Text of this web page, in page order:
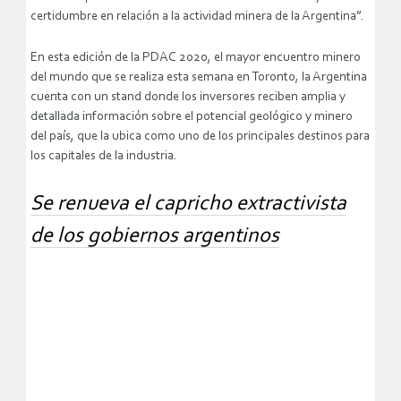
certidumbre en relación a la actividad minera de la Argentina”.
En esta edición de la PDAC 2020, el mayor encuentro minero
del mundo que se realiza esta semana en Toronto, la Argentina
cuenta con un stand donde los inversores reciben amplia y
detallada información sobre el potencial geológico y minero
del país, que la ubica como uno de los principales destinos para
los capitales de la industria.
Se renueva el capricho extractivista
de los gobiernos argentinos